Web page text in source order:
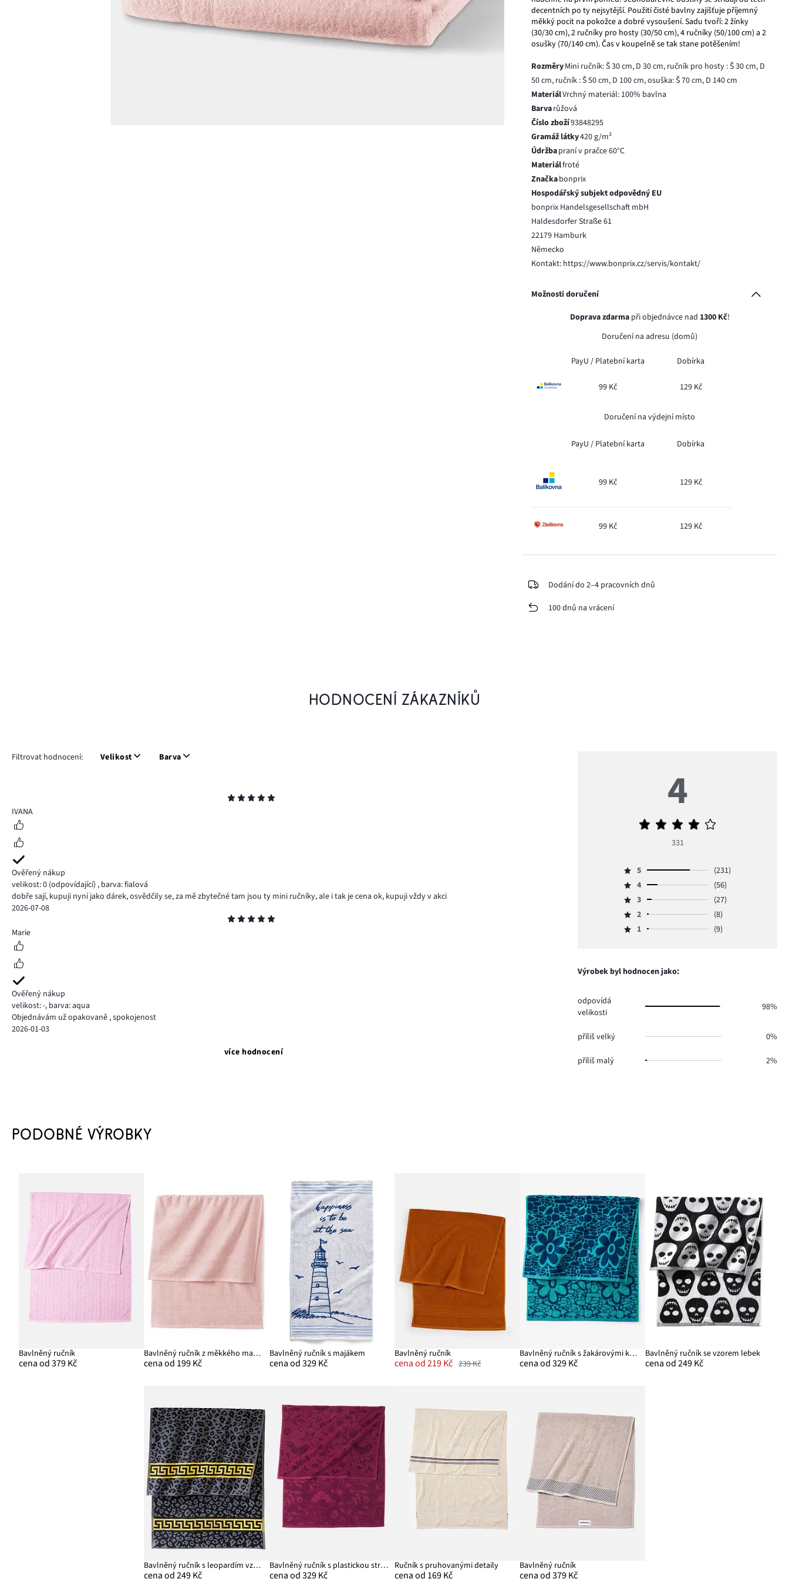
decentních po ty nejsytější. Použití čisté bavlny zajišťuje příjemný
měkký pocit na pokožce a dobré vysoušení. Sadu tvoří: 2 žínky
(30/30 cm), 2 ručníky pro hosty (30/50 cm), 4 ručníky (50/100 cm) a 2
osušky (70/140 cm). Čas v koupelně se tak stane potěšením!
RozměryMini ručník: Š 30 cm, D 30 cm, ručník pro hosty : Š 30 cm, D
50 cm, ručník : Š 50 cm, D 100 cm, osuška: Š 70 cm, D 140 cm
MateriálVrchný materiál: 100% bavlna
Barvarůžová
Číslo zboží93848295
Gramáž látky420 g/m²
Údržbapraní v pračce 60°C
Materiálfroté
Značkabonprix
Hospodářský subjekt odpovědný EU
bonprix Handelsgesellschaft mbH
Haldesdorfer Straße 61
22179 Hamburk
Německo
Kontakt: https://www.bonprix.cz/servis/kontakt/
Možnosti doručení
Doprava zdarmapři objednávce nad 1300 Kč!
Doručení na adresu (domů)
PayU / Platební karta Dobírka
99 Kč 129 Kč
Doručení na výdejní místo
PayU / Platební karta Dobírka
99 Kč 129 Kč
99 Kč 129 Kč
Dodání do 2–4 pracovních dnů
100 dnů na vrácení
HODNOCENÍ ZÁKAZNÍKŮ
Filtrovat hodnocení: Velikost Barva
5
IVANA
Ověřený nákup
velikost: 0 (odpovídající) , barva: fialová
dobře sají, kupuji nyní jako dárek, osvědčily se, za mě zbytečné tam jsou ty mini ručníky, ale i tak je cena ok, kupuji vždy v akci
2026-07-08
5
Marie
Ověřený nákup
velikost: -, barva: aqua
Objednávám už opakovaně , spokojenost
2026-01-03
více hodnocení
4
Průměrné
4
331
Hodnocení
5,
počet
hlasů
5
(231)
Hodnocení
4,
počet
hlasů
4
(56)
Hodnocení
3,
počet
3
(27)
Hodnocení
2,
8.
2
(8)
Hodnocení
hlasů
1 (9)
Výrobek byl hodnocen jako:
odpovídá
velikosti
98%
příliš velký 0%
příliš malý 2%
PODOBNÉ VÝROBKY
Bavlněný ručník
cena od 379 Kč
Bavlněný ručník z měkkého materiálu
cena od 199 Kč
Bavlněný ručník s majákem
cena od 329 Kč
Bavlněný ručník
cena od 219 Kč 239 Kč
Bavlněný ručník s žakárovými květy
cena od 329 Kč
Bavlněný ručník se vzorem lebek
cena od 249 Kč
Bavlněný ručník s leopardím vzorem
cena od 249 Kč
Bavlněný ručník s plastickou strukturou
cena od 329 Kč
Ručník s pruhovanými detaily
cena od 169 Kč
Bavlněný ručník
cena od 379 Kč